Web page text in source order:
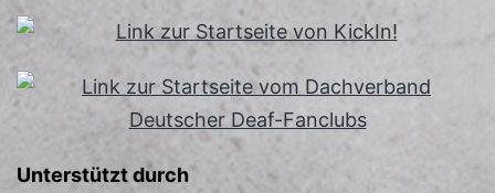
Unterstützt durch